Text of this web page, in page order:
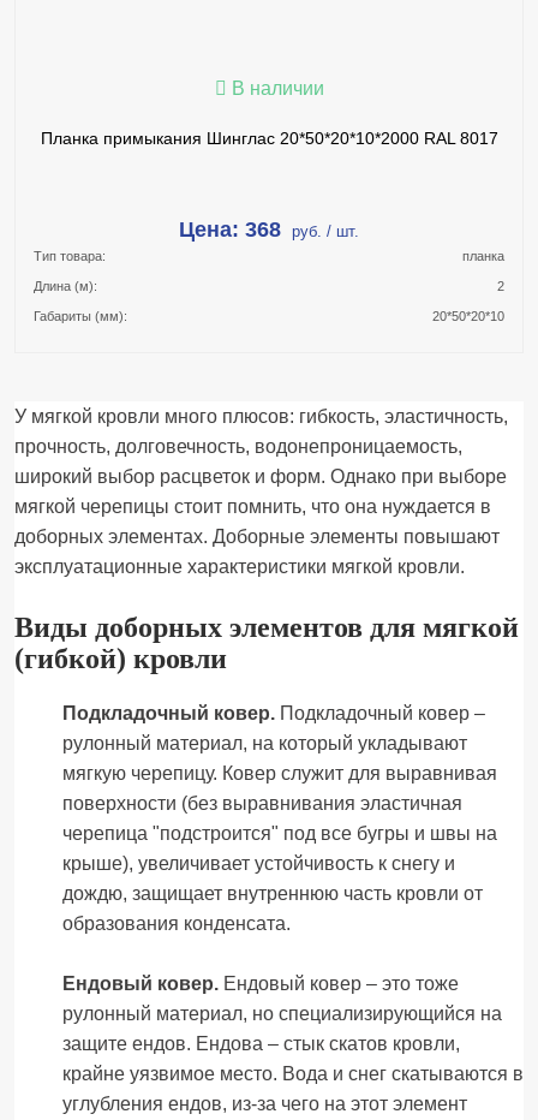
В наличии
Планка примыкания Шинглас 20*50*20*10*2000 RAL 8017
Цена: 368 руб. / шт.
Тип товара: планка
Длина (м): 2
Габариты (мм): 20*50*20*10
У мягкой кровли много плюсов: гибкость, эластичность,
прочность, долговечность, водонепроницаемость,
широкий выбор расцветок и форм. Однако при выборе
мягкой черепицы стоит помнить, что она нуждается в
доборных элементах. Доборные элементы повышают
эксплуатационные характеристики мягкой кровли.
Виды доборных элементов для мягкой
(гибкой) кровли
Подкладочный ковер. Подкладочный ковер –
рулонный материал, на который укладывают
мягкую черепицу. Ковер служит для выравнивая
поверхности (без выравнивания эластичная
черепица "подстроится" под все бугры и швы на
крыше), увеличивает устойчивость к снегу и
дождю, защищает внутреннюю часть кровли от
образования конденсата.
Ендовый ковер. Ендовый ковер – это тоже
рулонный материал, но специализирующийся на
защите ендов. Ендова – стык скатов кровли,
крайне уязвимое место. Вода и снег скатываются в
углубления ендов, из-за чего на этот элемент